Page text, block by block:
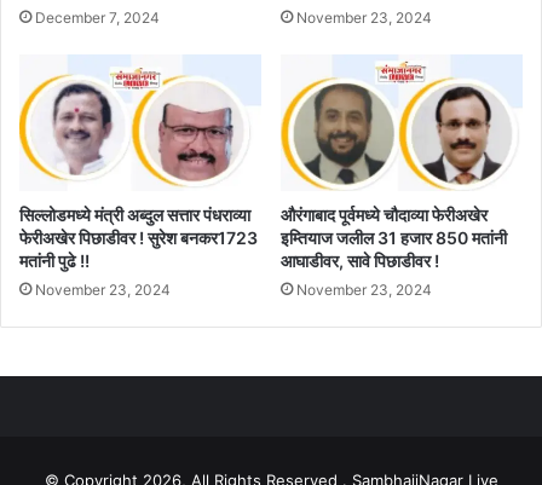
December 7, 2024 November 23, 2024
सिल्लोडमध्ये मंत्री अब्दुल सत्तार पंधराव्या
फेरीअखेर पिछाडीवर ! सुरेश बनकर1723
मतांनी पुढे !!
November 23, 2024
औरंगाबाद पूर्वमध्ये चौदाव्या फेरीअखेर
इम्तियाज जलील 31 हजार 850 मतांनी
आघाडीवर, सावे पिछाडीवर !
November 23, 2024
© Copyright 2026, All Rights Reserved . SambhajiNagar Live